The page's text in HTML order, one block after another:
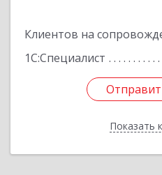
Клиентов на
1С:Специалист
Показать